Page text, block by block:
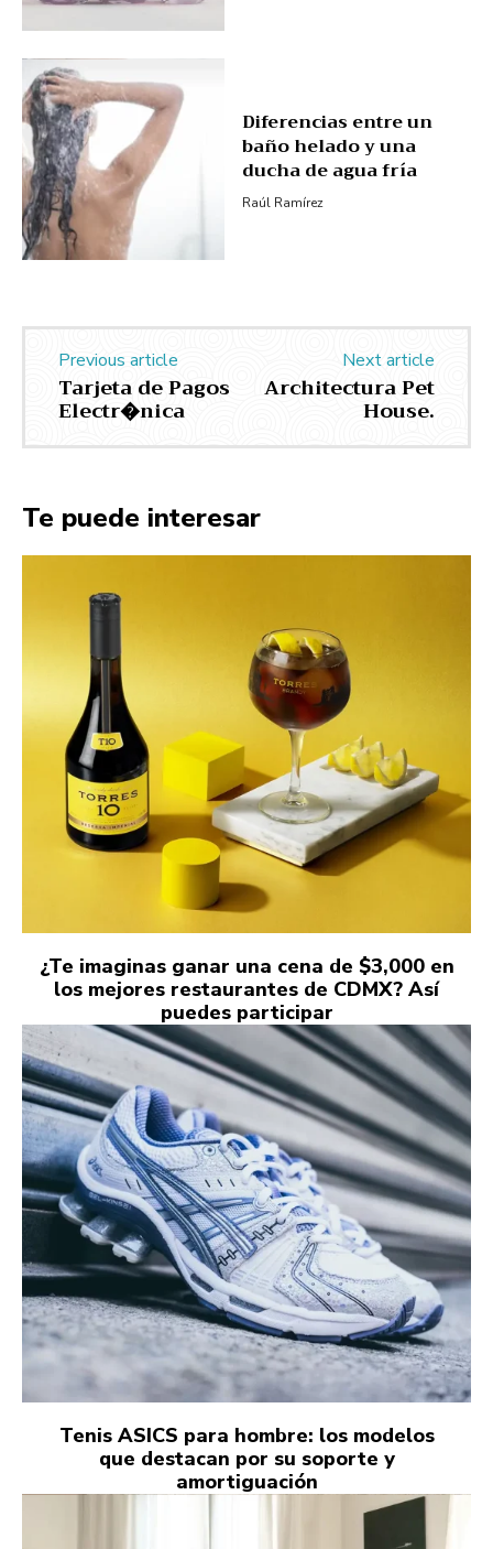
Diferencias entre un
baño helado y una
ducha de agua fría
Raúl Ramírez
Previous article
Tarjeta de Pagos
Electr�nica
Next article
Architectura Pet
House.
Te puede interesar
¿Te imaginas ganar una cena de $3,000 en
los mejores restaurantes de CDMX? Así
puedes participar
Tenis ASICS para hombre: los modelos
que destacan por su soporte y
amortiguación